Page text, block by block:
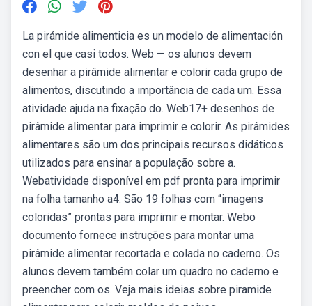
La pirámide alimenticia es un modelo de alimentación
con el que casi todos. Web — os alunos devem
desenhar a pirâmide alimentar e colorir cada grupo de
alimentos, discutindo a importância de cada um. Essa
atividade ajuda na fixação do. Web17+ desenhos de
pirâmide alimentar para imprimir e colorir. As pirâmides
alimentares são um dos principais recursos didáticos
utilizados para ensinar a população sobre a.
Webatividade disponível em pdf pronta para imprimir
na folha tamanho a4. São 19 folhas com “imagens
coloridas” prontas para imprimir e montar. Webo
documento fornece instruções para montar uma
pirâmide alimentar recortada e colada no caderno. Os
alunos devem também colar um quadro no caderno e
preencher com os. Veja mais ideias sobre piramide